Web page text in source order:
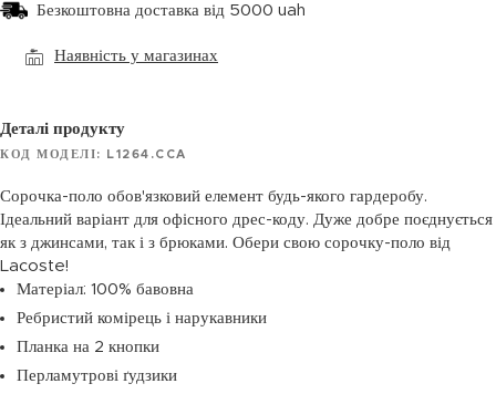
Безкоштовна доставка від 5000 uah
Наявність у магазинах
Деталі продукту
КОД МОДЕЛІ: L1264.CCA
Сорочка-поло обов'язковий елемент будь-якого гардеробу.
Ідеальний варіант для офісного дрес-коду. Дуже добре поєднується
як з джинсами, так і з брюками. Обери свою сорочку-поло від
Lacoste!
Матеріал: 100% бавовна
Ребристий комірець і нарукавники
Планка на 2 кнопки
Перламутрові ґудзики